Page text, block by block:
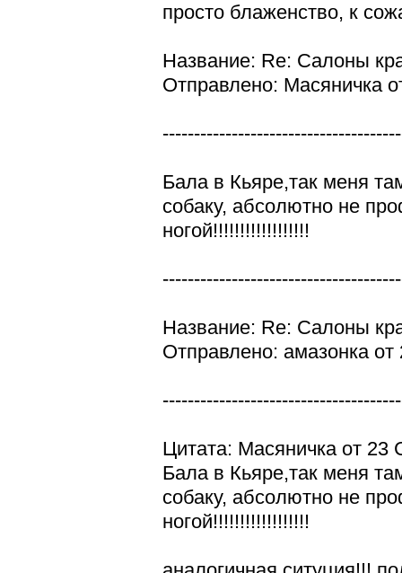
просто блаженство, к
Название: Re: Салоны
Отправлено: Масяничка
Бала в Кьяре,так меня
собаку, абсолютно не
ногой!!!!!!!!!!!!!!!!!!
Название: Re: Салоны
Отправлено: амазонка
Цитата: Масяничка от 23
Бала в Кьяре,так меня
собаку, абсолютно не
ногой!!!!!!!!!!!!!!!!!!